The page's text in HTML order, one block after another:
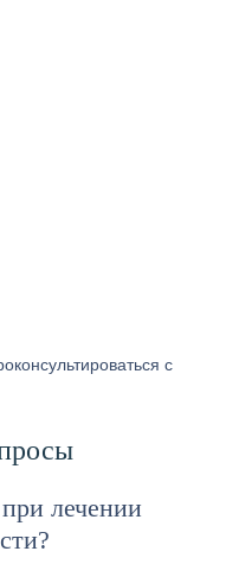
с
лечении